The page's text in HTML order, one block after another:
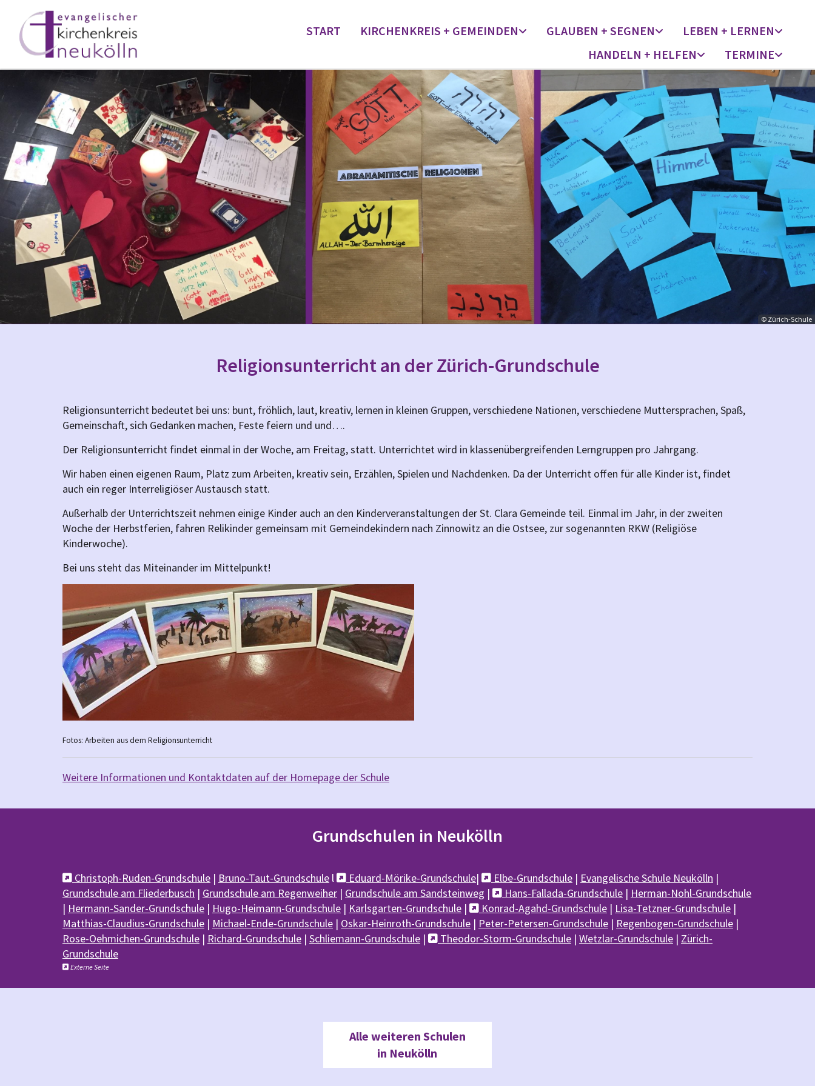
START KIRCHENKREIS + GEMEINDEN GLAUBEN + SEGNEN
LEBEN + LERNEN
HANDELN + HELFEN
TERMINE
© Zürich-Schule
Religionsunterricht an der Zürich-Grundschule
Religionsunterricht bedeutet bei uns: bunt, fröhlich, laut, kreativ, lernen in kleinen Gruppen, verschiedene Nationen, verschiedene Muttersprachen, Spaß,
Gemeinschaft, sich Gedanken machen, Feste feiern und und….
Der Religionsunterricht findet einmal in der Woche, am Freitag, statt. Unterrichtet wird in klassenübergreifenden Lerngruppen pro Jahrgang.
Wir haben einen eigenen Raum, Platz zum Arbeiten, kreativ sein, Erzählen, Spielen und Nachdenken. Da der Unterricht offen für alle Kinder ist, findet
auch ein reger Interreligiöser Austausch statt.
Außerhalb der Unterrichtszeit nehmen einige Kinder auch an den Kinderveranstaltungen der St. Clara Gemeinde teil. Einmal im Jahr, in der zweiten
Woche der Herbstferien, fahren Relikinder gemeinsam mit Gemeindekindern nach Zinnowitz an die Ostsee, zur sogenannten RKW (Religiöse
Kinderwoche).
Bei uns steht das Miteinander im Mittelpunkt!
Fotos: Arbeiten aus dem Religionsunterricht
Weitere Informationen und Kontaktdaten auf der Homepage der Schule
Grundschulen in Neukölln
 Christoph-Ruden-Grundschule | Bruno-Taut-Grundschule l  Eduard-Mörike-Grundschule|  Elbe-Grundschule | Evangelische Schule Neukölln |
Grundschule am Fliederbusch | Grundschule am Regenweiher | Grundschule am Sandsteinweg |  Hans-Fallada-Grundschule | Herman-Nohl-Grundschule
| Hermann-Sander-Grundschule | Hugo-Heimann-Grundschule | Karlsgarten-Grundschule |  Konrad-Agahd-Grundschule | Lisa-Tetzner-Grundschule |
Matthias-Claudius-Grundschule | Michael-Ende-Grundschule | Oskar-Heinroth-Grundschule | Peter-Petersen-Grundschule | Regenbogen-Grundschule |
Rose-Oehmichen-Grundschule | Richard-Grundschule | Schliemann-Grundschule |  Theodor-Storm-Grundschule | Wetzlar-Grundschule | Zürich-
Grundschule
 Externe Seite
Alle weiteren Schulen
in Neukölln